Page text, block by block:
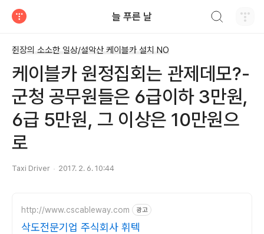
늘 푸른 날
쥔장의 소소한 일상/설악산 케이블카 설치 NO
케이블카 원정집회는 관제데모?-
군청 공무원들은 6급이하 3만원,
6급 5만원, 그 이상은 10만원으
로
Taxi Driver 2017. 2. 6. 10:44
http://www.cscableway.com 광고
삭도전문기업 주식회사 휘텍